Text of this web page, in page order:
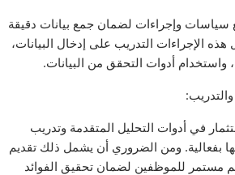
وإجراءات لضمان جمع بيانات دقيقة
الإجراءات التدريب على إدخال البيانات،
واستخدام أدوات التحقق من البيانات.
في أدوات التحليل المتقدمة وتدريب
بفعالية. ومن الضروري أن يشمل ذلك تقديم
مستمر للموظفين لضمان تحقيق الفوائد